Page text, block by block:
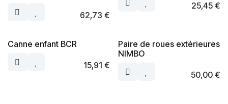
62,73 €
25,45€
Canne enfant BCR
15,91 €
Paire de roues extérieures
NIMBO
50,00€